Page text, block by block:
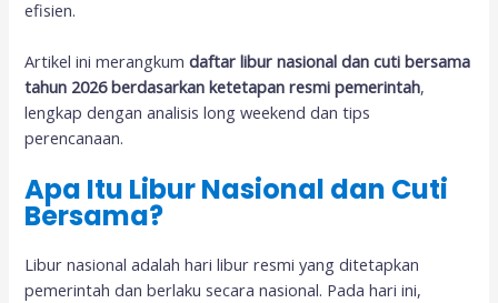
efisien.
Artikel ini merangkumdaftar libur nasional dan cuti bersama
tahun 2026 berdasarkan ketetapan resmi pemerintah,
lengkap dengan analisis long weekend dan tips
perencanaan.
Apa Itu Libur Nasional dan Cuti
Bersama?
Libur nasional adalah hari libur resmi yang ditetapkan
pemerintah dan berlaku secara nasional. Pada hari ini,